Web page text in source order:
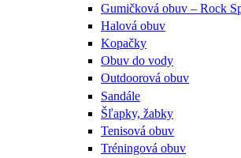
Gumičková obuv – Rock
Halová obuv
Kopačky
Obuv do vody
Outdoorová obuv
Sandále
Šľapky, žabky
Tenisová obuv
Tréningová obuv